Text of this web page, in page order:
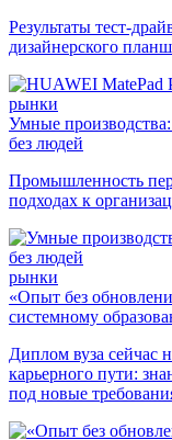
Результаты тест-
дизайнерского
рынки
Умные производства:
без людей
Промышленность
подходах к
рынки
«Опыт без
системному
Диплом вуза сейчас
карьерного пути:
под новые